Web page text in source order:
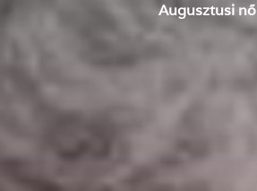
Augusztusi nő